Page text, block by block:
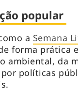
popular
a Semana
forma prática
ambiental, da
políticas